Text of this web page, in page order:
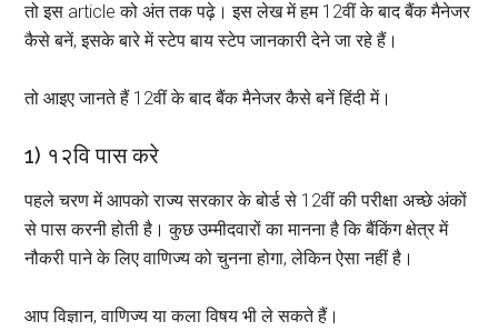
तो इस article को अंत तक पढ़े। इस लेख में हम 12वीं के बाद बैंक मैनेजर
कैसे बनें, इसके बारे में स्टेप बाय स्टेप जानकारी देने जा रहे हैं।
तो आइए जानते हैं 12वीं के बाद बैंक मैनेजर कैसे बनें हिंदी में।
1) १२वि पास करे
पहले चरण में आपको राज्य सरकार के बोर्ड से 12वीं की परीक्षा अच्छे अंकों
से पास करनी होती है। कुछ उम्मीदवारों का मानना है कि बैंकिंग क्षेत्र में
नौकरी पाने के लिए वाणिज्य को चुनना होगा, लेकिन ऐसा नहीं है।
आप विज्ञान, वाणिज्य या कला विषय भी ले सकते हैं।